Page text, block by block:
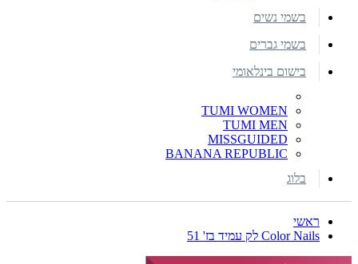
בשמי נשים
בשמי גברים
בישום בינלאומי
TUMI WOMEN
TUMI MEN
MISSGUIDED
BANANA REPUBLIC
בלוג
ראשי
Color Nails לק עמיד בז' 51